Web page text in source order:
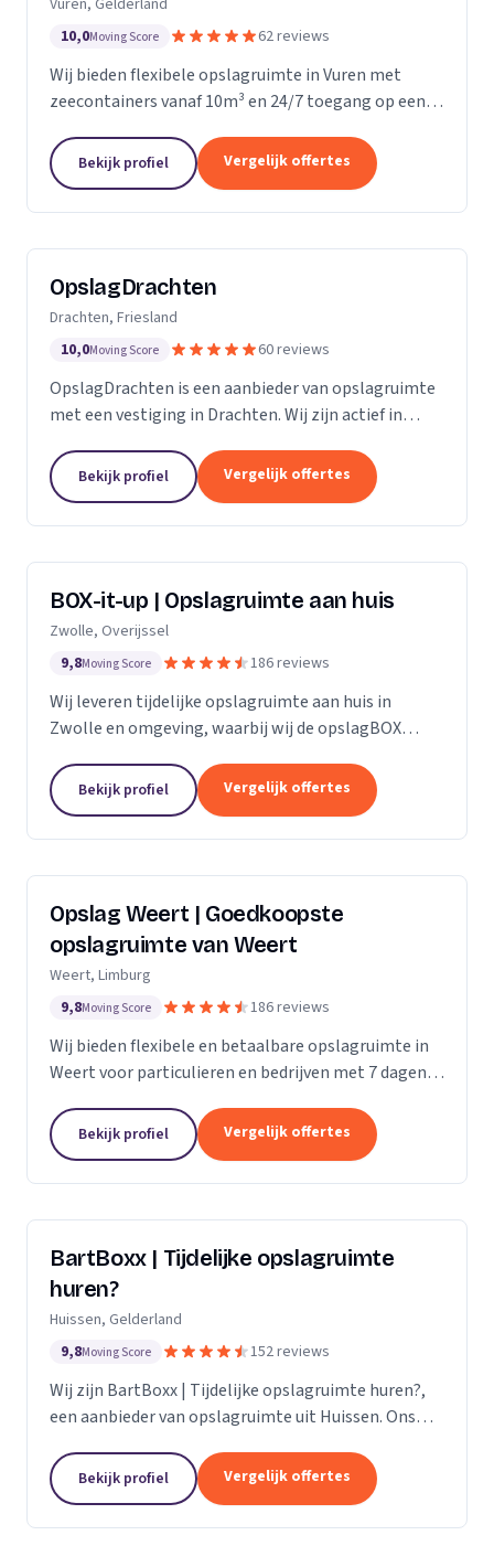
10,0Moving Score 62 reviews
Wij bieden flexibele opslagruimte in Vuren met
zeecontainers vanaf 10m³ en 24/7 toegang op een
Bekijk profiel Vergelijk offertes
OpslagDrachten
Drachten, Friesland
10,0Moving Score 60 reviews
OpslagDrachten is een aanbieder van opslagruimte
met een vestiging in Drachten. Wij zijn actief in
op een 5.
Bekijk profiel Vergelijk offertes
BOX-it-up | Opslagruimte aan huis
Zwolle, Overijssel
9,8Moving Score 186 reviews
Wij leveren tijdelijke opslagruimte aan huis in
Zwolle en omgeving, waarbij wij de opslagBOX
Bekijk profiel Vergelijk offertes
Opslag Weert | Goedkoopste
opslagruimte van Weert
Weert, Limburg
9,8Moving Score 186 reviews
Wij bieden flexibele en betaalbare opslagruimte in
Weert voor particulieren en bedrijven met 7 dagen
Bekijk profiel Vergelijk offertes
BartBoxx | Tijdelijke opslagruimte
huren?
Huissen, Gelderland
9,8Moving Score 152 reviews
Wij zijn BartBoxx | Tijdelijke opslagruimte huren?,
een aanbieder van opslagruimte uit Huissen. Ons
Bekijk profiel Vergelijk offertes